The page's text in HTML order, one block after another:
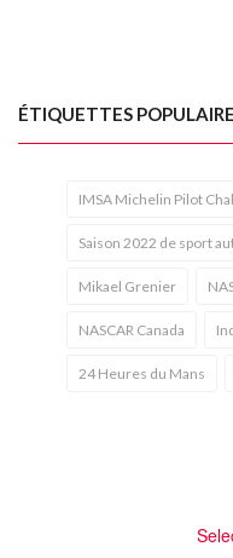
ÉTIQUETTES
IMSA Michelin Pilot
Saison 2022 de sport
Mikael Grenier
NASCAR Canada
24 Heures du Mans